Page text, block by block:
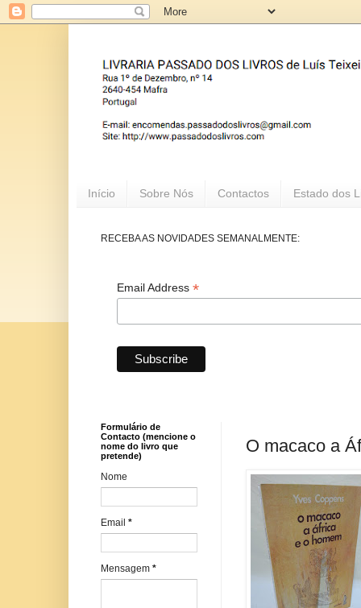
Início Sobre Nós Contactos Estado dos
RECEBA AS NOVIDADES SEMANALMENTE:
Email Address *
O macaco a
Formulário de
Contacto (mencione o
nome do livro que
pretende)
Nome
Email *
Mensagem *